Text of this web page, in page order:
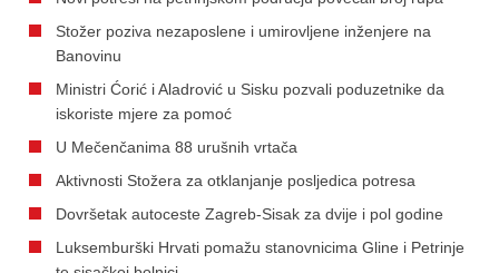
Stožer poziva nezaposlene i umirovljene inženjere na
Banovinu
Ministri Ćorić i Aladrović u Sisku pozvali poduzetnike da
iskoriste mjere za pomoć
U Mečenčanima 88 urušnih vrtača
Aktivnosti Stožera za otklanjanje posljedica potresa
Dovršetak autoceste Zagreb-Sisak za dvije i pol godine
Luksemburški Hrvati pomažu stanovnicima Gline i Petrinje